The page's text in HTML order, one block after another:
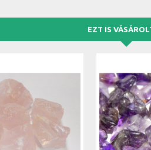
EZT IS